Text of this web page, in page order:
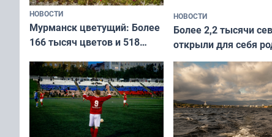
НОВОСТИ
Мурманск цветущий: Более
166 тысяч цветов и 518
НОВОСТИ
Более 2,2 тысячи
открыли для себя
край в рамках
«Туризм для своих»